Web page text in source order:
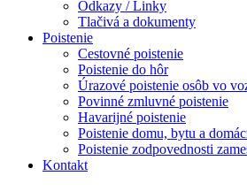
Odkazy / Linky
Tlačivá a dokumenty
Poistenie
Cestovné poistenie
Poistenie do hôr
Úrazové poistenie osôb vo
Povinné zmluvné poistenie
Havarijné poistenie
Poistenie domu, bytu a
Poistenie zodpovednosti
Kontakt